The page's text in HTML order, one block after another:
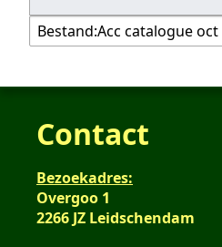
Contact
Bezoekadres:
Overgoo 1
2266 JZ Leidschendam